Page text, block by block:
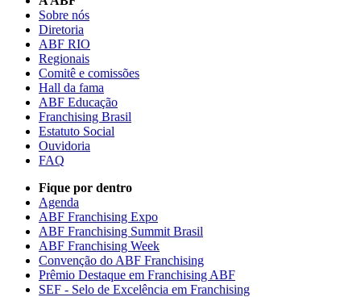
Sobre nós
Diretoria
ABF RIO
Regionais
Comitê e comissões
Hall da fama
ABF Educação
Franchising Brasil
Estatuto Social
Ouvidoria
FAQ
Fique por dentro
Agenda
ABF Franchising Expo
ABF Franchising Summit Brasil
ABF Franchising Week
Convenção do ABF Franchising
Prêmio Destaque em Franchising ABF
SEF - Selo de Excelência em Franchising